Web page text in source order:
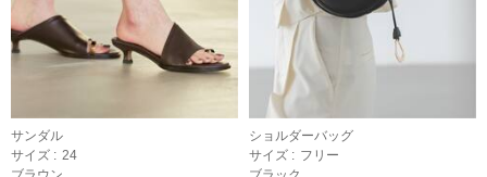
サンダル
サイズ : 24
ショルダーバッグ
サイズ : フリー